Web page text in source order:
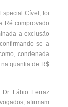
Cível, foi
Ré comprovado
a exclusão
se a
condenada
quantia de R$
Fábio Ferraz
afirmam